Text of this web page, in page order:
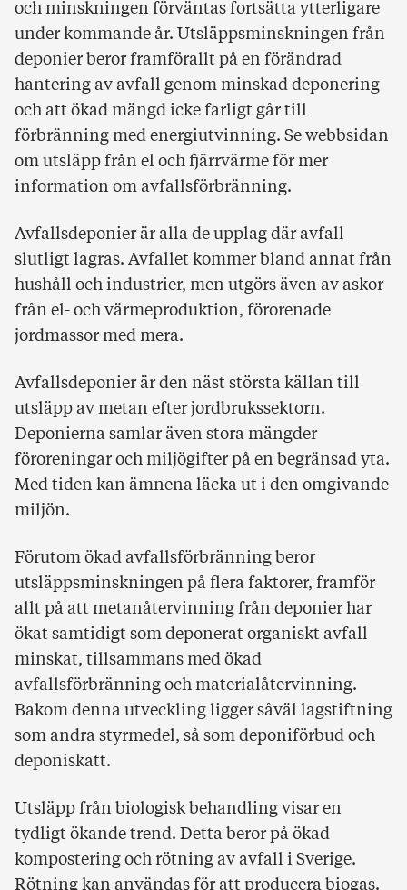
och minskningen förväntas fortsätta ytterligare
under kommande år. Utsläppsminskningen från
deponier beror framförallt på en förändrad
hantering av avfall genom minskad deponering
och att ökad mängd icke farligt går till
förbränning med energiutvinning. Se webbsidan
om utsläpp från el och fjärrvärme för mer
information om avfallsförbränning.
Avfallsdeponier är alla de upplag där avfall
slutligt lagras. Avfallet kommer bland annat från
hushåll och industrier, men utgörs även av askor
från el- och värmeproduktion, förorenade
jordmassor med mera.
Avfallsdeponier är den näst största källan till
utsläpp av metan efter jordbrukssektorn.
Deponierna samlar även stora mängder
föroreningar och miljögifter på en begränsad yta.
Med tiden kan ämnena läcka ut i den omgivande
miljön.
Förutom ökad avfallsförbränning beror
utsläppsminskningen på flera faktorer, framför
allt på att metanåtervinning från deponier har
ökat samtidigt som deponerat organiskt avfall
minskat, tillsammans med ökad
avfallsförbränning och materialåtervinning.
Bakom denna utveckling ligger såväl lagstiftning
som andra styrmedel, så som deponiförbud och
deponiskatt.
Utsläpp från biologisk behandling visar en
tydligt ökande trend. Detta beror på ökad
kompostering och rötning av avfall i Sverige.
Rötning kan användas för att producera biogas.